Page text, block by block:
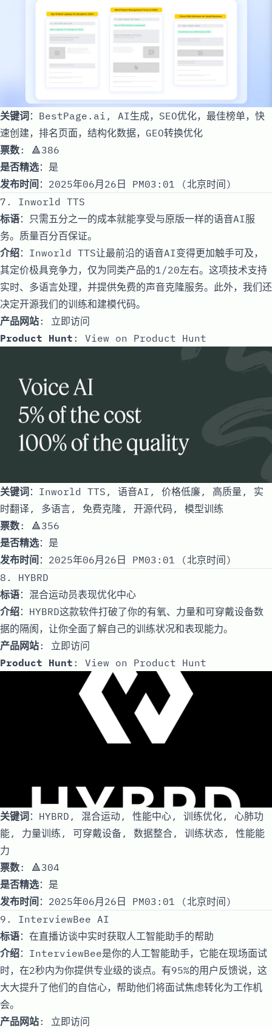
关键词：BestPage.ai, AI生成，SEO优化，最佳榜单，快
速创建，排名页面，结构化数据，GEO转换优化
票数: 🔺386
是否精选：是
发布时间 ：2025年06月26日 PM03:01 (北京时间)
7. Inworld TTS
标语：只需五分之一的成本就能享受与原版一样的语音AI服
务。质量百分百保证。
介绍：Inworld TTS让最前沿的语音AI变得更加触手可及，
其定价极具竞争力，仅为同类产品的1/20左右。这项技术支持
实时、多语言处理，并提供免费的声音克隆服务。此外，我们还
决定开源我们的训练和建模代码。
产品网站: 立即访问
Product Hunt : View on Product Hunt
关键词：Inworld TTS, 语音AI, 价格低廉, 高质量, 实
时翻译, 多语言, 免费克隆, 开源代码, 模型训练
票数: 🔺356
是否精选：是
发布时间 ：2025年06月26日 PM03:01 (北京时间)
8. HYBRD
标语：混合运动员表现优化中心
介绍：HYBRD这款软件打破了你的有氧、力量和可穿戴设备数
据的隔阂，让你全面了解自己的训练状况和表现能力。
产品网站: 立即访问
Product Hunt : View on Product Hunt
关键词：HYBRD, 混合运动, 性能中心, 训练优化, 心肺功
能, 力量训练, 可穿戴设备, 数据整合, 训练状态, 性能能
力
票数: 🔺304
是否精选：是
发布时间 ：2025年06月26日 PM03:01 (北京时间)
9. InterviewBee AI
标语：在直播访谈中实时获取人工智能助手的帮助
介绍：InterviewBee是你的人工智能助手，它能在现场面试
时，在2秒内为你提供专业级的谈点。有95%的用户反馈说，这
大大提升了他们的自信心，帮助他们将面试焦虑转化为工作机
会。
产品网站: 立即访问